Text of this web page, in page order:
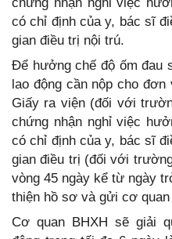
có chỉ định của y, bác sĩ
gian điều trị nội trú.
Để hưởng chế độ ốm đau
lao động cần nộp cho
Giấy ra viện (đối với
chứng nhận nghỉ việc
có chỉ định của y, bác sĩ
gian điều trị (đối với
vòng 45 ngày kể từ ngày
thiện hồ sơ và gửi cơ quan
Cơ quan BHXH sẽ giải